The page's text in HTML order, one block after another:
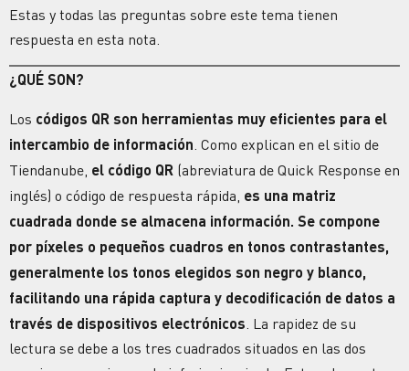
Estas y todas las preguntas sobre este tema tienen
respuesta en esta nota.
¿QUÉ SON?
Los códigos QR son herramientas muy eficientes para el
intercambio de información . Como explican en el sitio de
Tiendanube, el código QR (abreviatura de Quick Response en
inglés) o código de respuesta rápida, es una matriz
cuadrada donde se almacena información. Se compone
por píxeles o pequeños cuadros en tonos contrastantes,
generalmente los tonos elegidos son negro y blanco,
facilitando una rápida captura y decodificación de datos a
través de dispositivos electrónicos . La rapidez de su
lectura se debe a los tres cuadrados situados en las dos